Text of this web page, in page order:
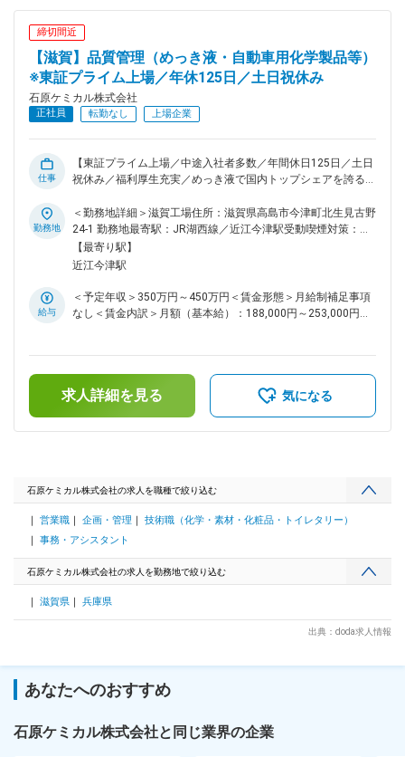
ンスよく展開、全天候型経営を強化中です。 ◇絶え間ない3つ
の開発（自己開発・商品開発・市場開発）を経営理念とし、
「表面の技術を創造する」をテーマに高性能で高品質な製品を
市場に送り出し高い信頼性を追求、更に既成概念に囚われず新
しい角度から製品開発、技術開発に全力傾注しております。
変更の範囲：会社の定める業務
締切間近
【滋賀】品質管理（めっき液・自動車用化学製品等）
※東証プライム上場／年休125日／土日祝休み
石原ケミカル株式会社
正社員 転勤なし 上場企業
仕事
【東証プライム上場／中途入社者多数／年間休日125日／土日
祝休み／福利厚生充実／めっき液で国内トップシェアを誇る化
です。めっき液や自動車用化学製品といったニッチ市場におい
て高い占有率があり、めっき液では国内トップシェアを誇りま
す。同社の品質管理担当として、主に金属表面処理剤（めっき
液）や自動車用化学製品に関わる品質管理をお任せいたしま
査 等 ■取扱製品について： ・金属表面処理剤とは、同社の
主力製品である電子部品用めっき液です。国内トップシェアを
め、自動車アフターマーケット向けに多くの新製品を開発、販
売しています。現在は、ガソリンスタンドで使用される洗車機
用洗剤、自動車整備工場で車検整備や作業収益の向上をお手伝
いする整備用ケミカル製品、ボディショップで使用されるＦＭ
の方は全社員の56％と多く、プロパーとの差等は一切ありま
せん。社内のコミュニケーションも良好で、非常にアットホー
ムな雰囲気です。 ■同社の特徴： 同社は、電子関連分野、自
動車用品分野、鉄鋼・化学を中心とする工業薬品の3つの分野
業薬品の四つの事業をバランスよく展開、全天候型経営を強化
中です。絶え間ない「自己開発」、「商品開発」、「市場開
発」の3つの開発を経営理念とし、「表面の技術を創造する」
をテーマに高性能で高品質な製品を市場に送り出し高い信頼性
を追求、更に既成概念に囚われず新しい角度から製品開発、技
業務
勤務地
＜勤務地詳細＞滋賀工場住所：滋賀県高島市今津町北生見古野
24-1 勤務地最寄駅：JR湖西線／近江今津駅受動喫煙対策：屋
内全面禁煙変更の範囲：会社の定める事業所
【最寄り駅】
近江今津駅
給与
＜予定年収＞350万円～450万円＜賃金形態＞月給制補足事項
なし＜賃金内訳＞月額（基本給）：188,000円～253,000円そ
賃金はあくまでも目安の金額であり、選考を通じて上下する可
能性があります。月給(月額)は固定手当を含めた表記です。
求人詳細を見る 気になる
石原ケミカル株式会社の求人を職種で絞り込む
営業職 企画・管理
技術職（化学・素材・化粧品・トイレタリー）
事務・アシスタント
石原ケミカル株式会社の求人を勤務地で絞り込む
滋賀県 兵庫県
出典：doda求人情報
あなたへのおすすめ
石原ケミカル株式会社と同じ業界の企業